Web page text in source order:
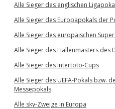
Alle Sieger des englischen
Alle Sieger des Europapokals der
Alle Sieger des europäischen
Alle Sieger des Hallenmasters des
Alle Sieger des Intertoto-Cups
Alle Sieger des UEFA-Pokals bzw.
Messepokals
Alle sky-Zweige in Europa